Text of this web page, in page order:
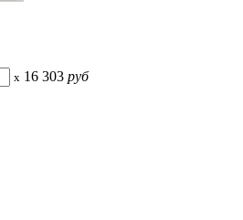
x 16 303 руб